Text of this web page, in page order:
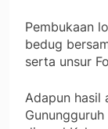
Pembukaan
bedug
serta unsur
Adapun hasil